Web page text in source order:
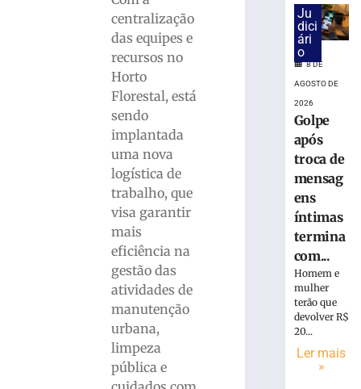
centralização
das equipes e
recursos no
Horto
Florestal, está
sendo
implantada
uma nova
logística de
trabalho, que
visa garantir
mais
eficiência na
gestão das
atividades de
manutenção
urbana,
limpeza
pública e
Cratera
abre
“engole”
roda
caminhão
Brusque
Ju
dici
ári
o
8 DE
AGOSTO DE
2026
Golpe
após
troca de
mensag
ens
íntimas
termina
com...
Homem e
mulher
terão que
devolver R$
20...
Ler mais
»